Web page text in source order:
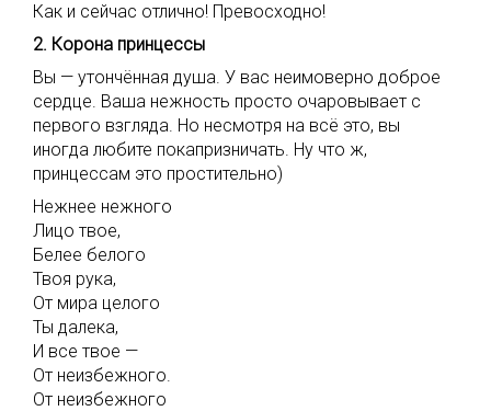
Как и сейчас отлично! Превосходно!
2. Корона принцессы
Вы — утончённая душа. У вас неимоверно доброе
сердце. Ваша нежность просто очаровывает с
первого взгляда. Но несмотря на всё это, вы
иногда любите покапризничать. Ну что ж,
принцессам это простительно)
Нежнее нежного
Лицо твое,
Белее белого
Твоя рука,
От мира целого
Ты далека,
И все твое —
От неизбежного.
От неизбежного